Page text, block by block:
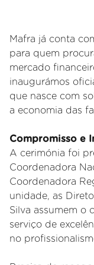
Mafra já conta
para quem
mercado
inaugurámos
que nasce com
a economia das
Compromisso e
A cerimónia foi
Coordenadora
Coordenadora
unidade, as
Silva assumem o
serviço de
no